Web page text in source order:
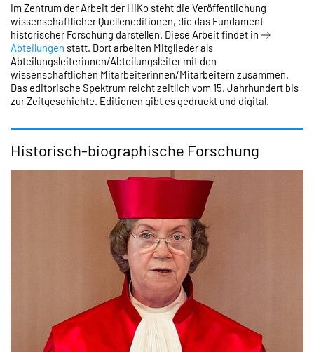
Im Zentrum der Arbeit der HiKo steht die Veröffentlichung
wissenschaftlicher Quelleneditionen, die das Fundament
historischer Forschung darstellen. Diese Arbeit findet in
Abteilungen statt. Dort arbeiten Mitglieder als
Abteilungsleiterinnen/Abteilungsleiter mit den
wissenschaftlichen Mitarbeiterinnen/Mitarbeitern zusammen.
Das editorische Spektrum reicht zeitlich vom 15. Jahrhundert bis
zur Zeitgeschichte. Editionen gibt es gedruckt und digital.
Historisch-biographische Forschung